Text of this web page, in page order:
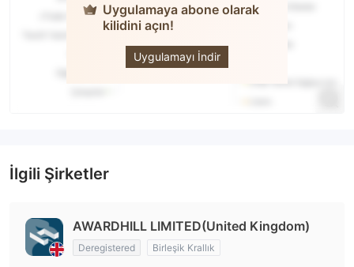
Uygulamaya abone olarak
kilidini açın!
Uygulamayı İndir
CRYPTO1CAPITAL
İlgili Şirketler
AWARDHILL LIMITED(United Kingdom)
Deregistered Birleşik Krallık